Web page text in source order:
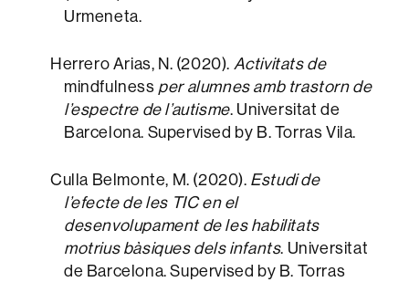
Urmeneta.
Herrero Arias, N. (2020). Activitats de
mindfulness per alumnes amb trastorn de
l’espectre de l’autisme. Universitat de
Barcelona. Supervised by B. Torras Vila.
Culla Belmonte, M. (2020). Estudi de
l’efecte de les TIC en el
desenvolupament de les habilitats
motrius bàsiques dels infants. Universitat
de Barcelona. Supervised by B. Torras